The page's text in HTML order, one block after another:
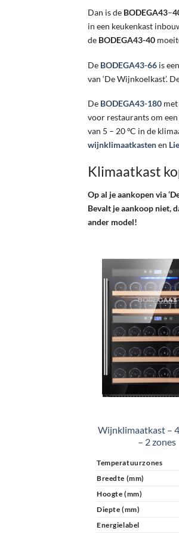
Dan is de BODEGA43–
in een keukenkast
de BODEGA43-40
De BODEGA43-66 is
van ‘De Wijnkoelkast’.
De BODEGA43-180
voor restaurants om
van 5 – 20 ºC in de
wijnklimaatkastenen
Klimaatkast
Op al je aankopen via
Bevalt je aankoop niet,
ander model!
Wijnklimaatkast –
– 2 zones
Temperatuurzones
Breedte (mm)
Hoogte (mm)
Diepte (mm)
Energielabel